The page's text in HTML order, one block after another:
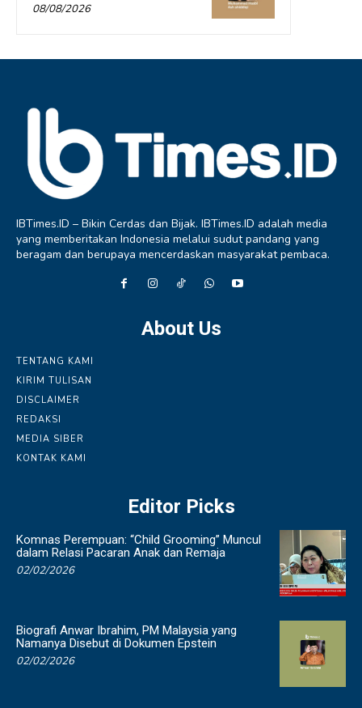
08/08/2026
IBTimes.ID – Bikin Cerdas dan Bijak. IBTimes.ID adalah media
yang memberitakan Indonesia melalui sudut pandang yang
beragam dan berupaya mencerdaskan masyarakat pembaca.
About Us
TENTANG KAMI
KIRIM TULISAN
DISCLAIMER
REDAKSI
MEDIA SIBER
KONTAK KAMI
Editor Picks
Komnas Perempuan: “Child Grooming” Muncul
dalam Relasi Pacaran Anak dan Remaja
02/02/2026
Biografi Anwar Ibrahim, PM Malaysia yang
Namanya Disebut di Dokumen Epstein
02/02/2026